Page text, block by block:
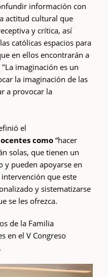
información con
actitud cultural que
y crítica, así
católicas espacios para
en ellos encontrarán a
"La imaginación es un
la imaginación de las
a provocar la
el
como “hacer
solas, que tienen un
y pueden apoyarse en
que este
y sistematizarse
se les ofrezca.
de la Familia
en el V Congreso